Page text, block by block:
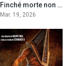
6.7Finché morte non ci separi 2 (2026)
Mar. 19, 2026